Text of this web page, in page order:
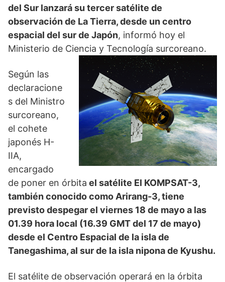
del Sur lanzará su tercer satélite de
observación de La Tierra, desde un centro
espacial del sur de Japón, informó hoy el
Ministerio de Ciencia y Tecnología surcoreano.
Según las
declaracione
s del Ministro
surcoreano,
el cohete
japonés H-
IIA,
encargado
de poner en órbita el satélite El KOMPSAT-3,
también conocido como Arirang-3, tiene
previsto despegar el viernes 18 de mayo a las
01.39 hora local (16.39 GMT del 17 de mayo)
desde el Centro Espacial de la isla de
Tanegashima, al sur de la isla nipona de Kyushu.
El satélite de observación operará en la órbita